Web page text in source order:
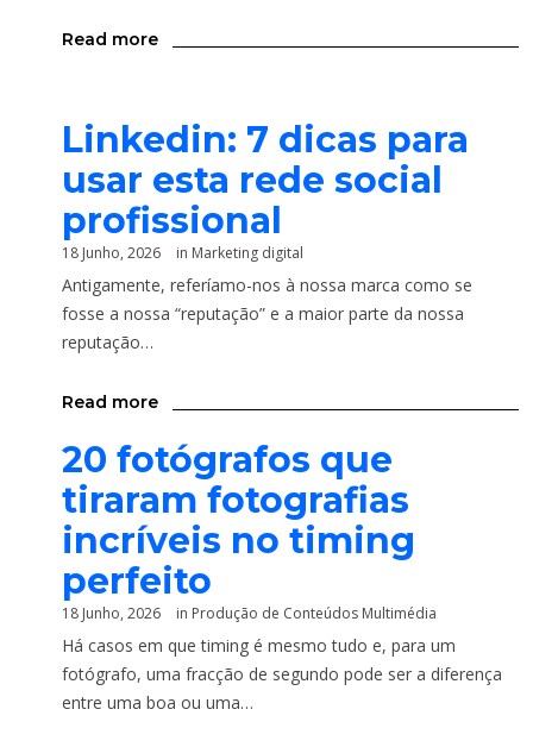
Read more
Linkedin: 7 dicas para
usar esta rede social
profissional
18 Junho, 2026 in Marketing digital
Antigamente, referíamo-nos à nossa marca como se
fosse a nossa “reputação” e a maior parte da nossa
reputação…
Read more
20 fotógrafos que
tiraram fotografias
incríveis no timing
perfeito
18 Junho, 2026 in Produção de Conteúdos Multimédia
Há casos em que timing é mesmo tudo e, para um
fotógrafo, uma fracção de segundo pode ser a diferença
entre uma boa ou uma…